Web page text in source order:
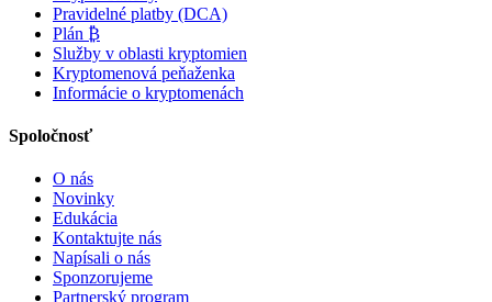
Pravidelné platby (DCA)
Plán ₿
Služby v oblasti kryptomien
Kryptomenová peňaženka
Informácie o kryptomenách
Spoločnosť
O nás
Novinky
Edukácia
Kontaktujte nás
Napísali o nás
Sponzorujeme
Partnerský program